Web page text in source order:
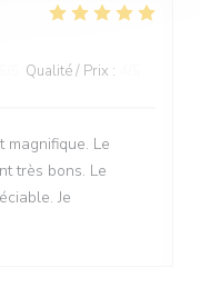
Qualité / Prix :
magnifique. Le
très bons. Le
Je